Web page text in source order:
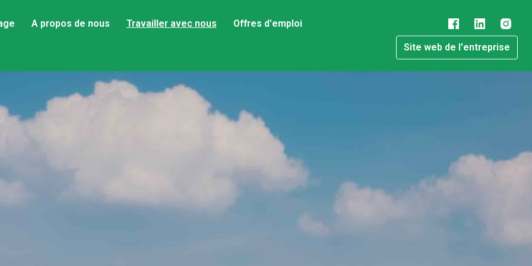
A propos de nous Travailler avec nous Offres d'emploi
Site web de l'entreprise